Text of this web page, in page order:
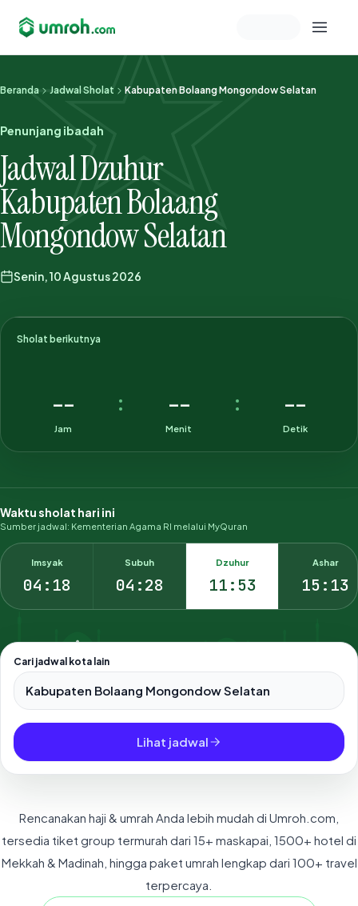
Memeriksa sesi akun
Beranda Jadwal Sholat Kabupaten Bolaang Mongondow Selatan
Penunjang ibadah
Jadwal Dzuhur
Kabupaten Bolaang
Mongondow Selatan
Senin, 10 Agustus 2026
Sholat berikutnya
--
Jam
: --
Menit
: --
Detik
Waktu sholat hari ini
Sumber jadwal: Kementerian Agama RI melalui MyQuran
Imsyak
04:18
Subuh
04:28
Dzuhur
11:53
Ashar
15:13
Cari jadwal kota lain
Pilih salah satu dari 500+ kota dan kabupaten di Indonesia.
Lihat jadwal
Rencanakan haji & umrah Anda lebih mudah di Umroh.com,
tersedia tiket group termurah dari 15+ maskapai, 1500+ hotel di
Mekkah & Madinah, hingga paket umrah lengkap dari 100+ travel
terpercaya.